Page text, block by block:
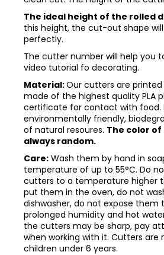
The ideal height of the rolled
this height, the cut-out shape
perfectly.
The cutter number will help you
video tutorial fo decorating.
Material:Our cutters are printed
made of the highest quality PLA
certificate for contact with food.
environmentally friendly,
of natural resoures. The color
always random.
Care: Wash them by hand in
temperature of up to 55°C. Do
cutters to a temperature higher
put them in the oven, do not
dishwasher, do not expose them
prolonged humidity and hot
the cutters may be sharp, pay
when working with it. Cutters
children under 6 years.